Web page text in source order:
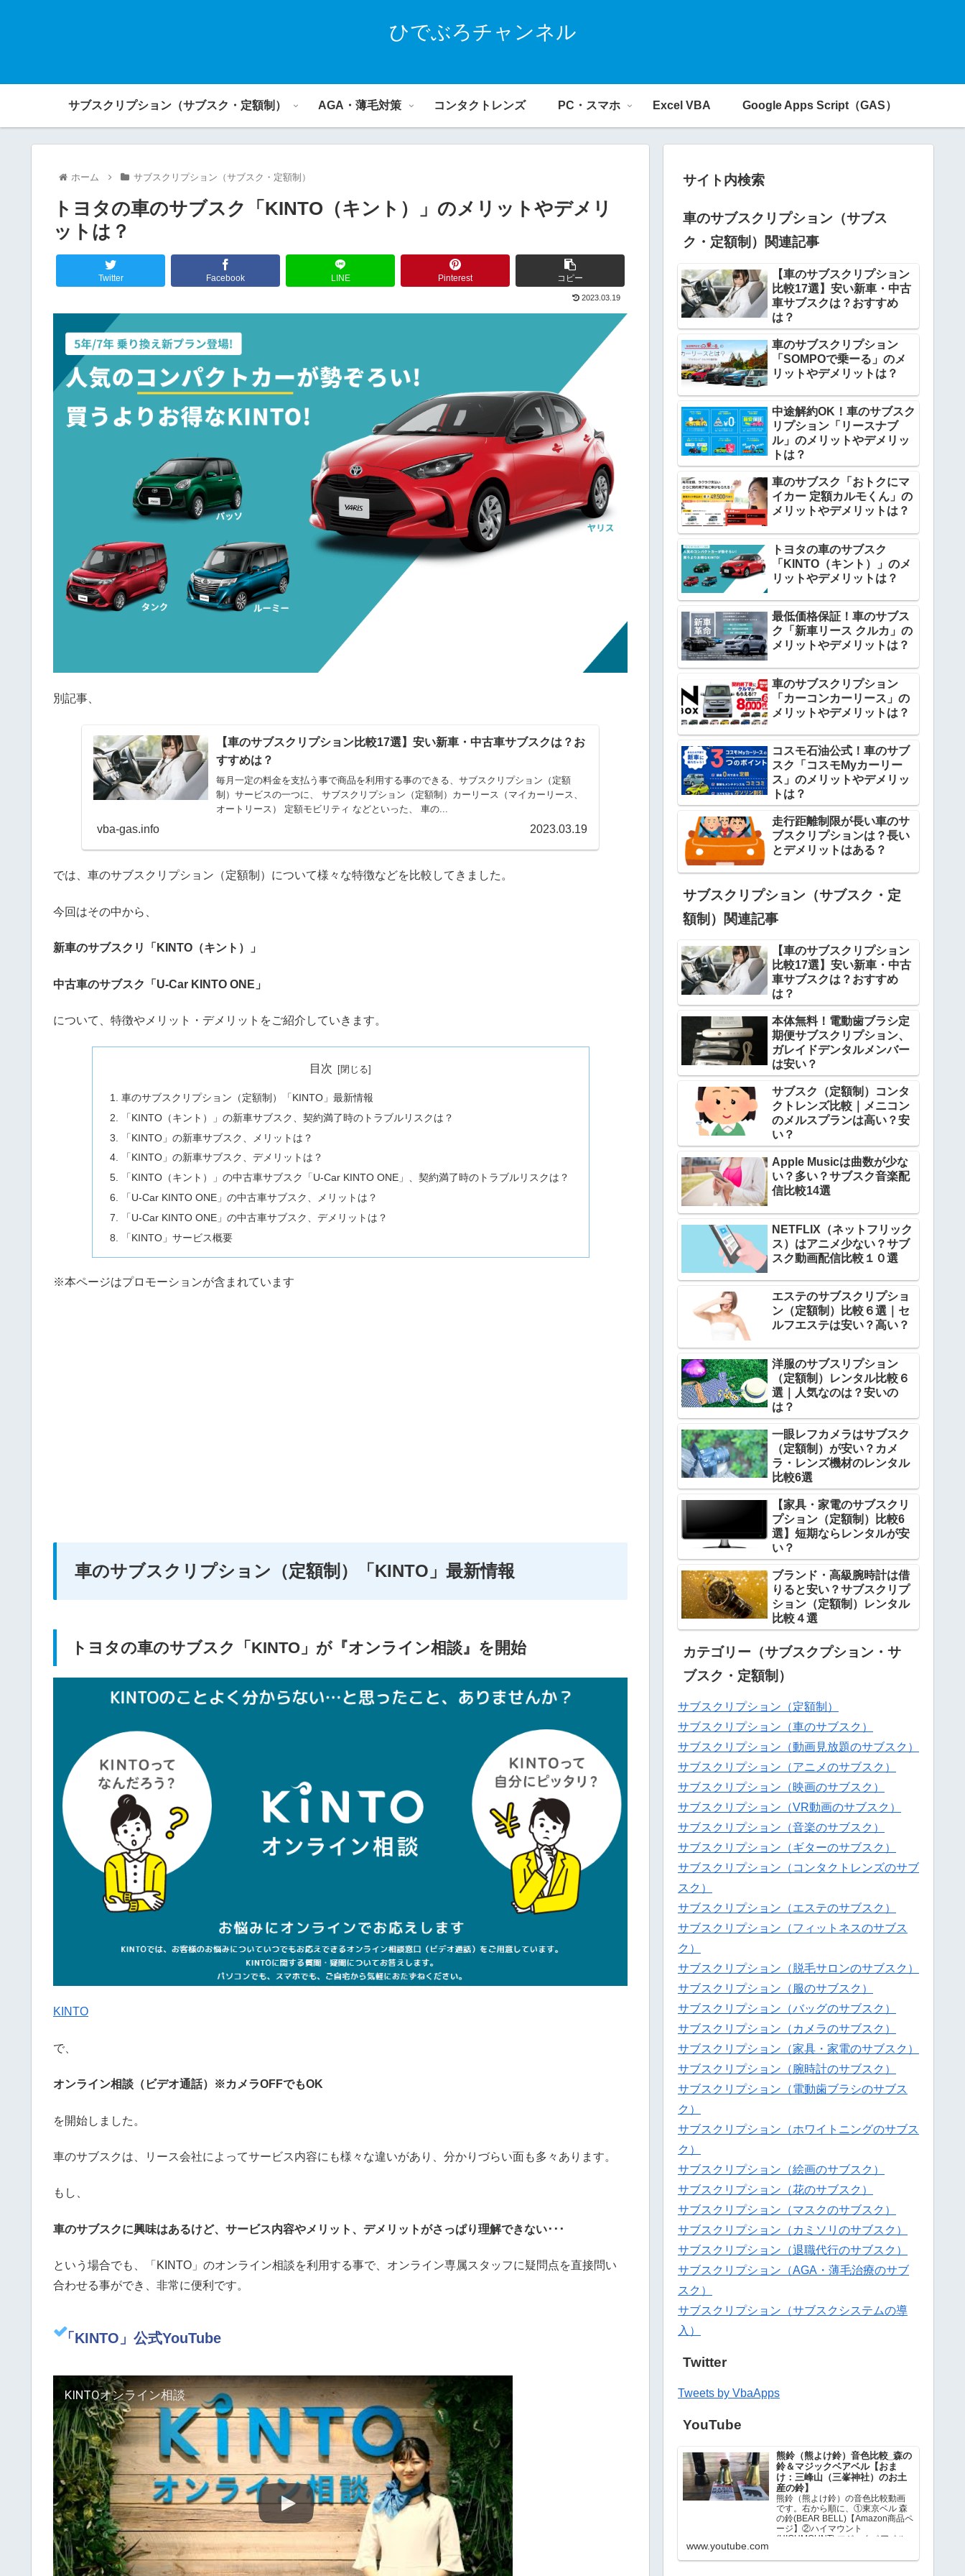
ひでぶろチャンネル
サブスクリプション（サブスク・定額制） AGA・薄毛対策 コンタクトレンズ PC・スマホ Excel VBA Google Apps Script（GAS）
ホーム サブスクリプション（サブスク・定額制）
トヨタの車のサブスク「KINTO（キント）」のメリットやデメリ
ットは？
Twitter Facebook LINE Pinterest コピー
2023.03.19
別記事、
【車のサブスクリプション比較17選】安い新車・中古車サブスクは？お
すすめは？
毎月一定の料金を支払う事で商品を利用する事のできる、サブスクリプション（定額
制）サービスの一つに、 サブスクリプション（定額制）カーリース（マイカーリース、
オートリース） 定額モビリティ などといった、 車の...
vba-gas.info 2023.03.19
では、車のサブスクリプション（定額制）について様々な特徴などを比較してきました。
今回はその中から、
新車のサブスクリ「KINTO（キント）」
中古車のサブスク「U-Car KINTO ONE」
について、特徴やメリット・デメリットをご紹介していきます。
目次
車のサブスクリプション（定額制）「KINTO」最新情報
「KINTO（キント）」の新車サブスク、契約満了時のトラブルリスクは？
「KINTO」の新車サブスク、メリットは？
「KINTO」の新車サブスク、デメリットは？
「KINTO（キント）」の中古車サブスク「U-Car KINTO ONE」、契約満了時のトラブルリスクは？
「U-Car KINTO ONE」の中古車サブスク、メリットは？
「U-Car KINTO ONE」の中古車サブスク、デメリットは？
「KINTO」サービス概要
※本ページはプロモーションが含まれています
車のサブスクリプション（定額制）「KINTO」最新情報
トヨタの車のサブスク「KINTO」が『オンライン相談』を開始
KINTO
で、
オンライン相談（ビデオ通話）※カメラOFFでもOK
を開始しました。
車のサブスクは、リース会社によってサービス内容にも様々な違いがあり、分かりづらい面も多々あります。
もし、
車のサブスクに興味はあるけど、サービス内容やメリット、デメリットがさっぱり理解できない･･･
という場合でも、「KINTO」のオンライン相談を利用する事で、オンライン専属スタッフに疑問点を直接問い
合わせる事ができ、非常に便利です。
「KINTO」公式YouTube
KINTOオンライン相談
サイト内検索
車のサブスクリプション（サブス
ク・定額制）関連記事
【車のサブスクリプション
比較17選】安い新車・中古
車サブスクは？おすすめ
は？
車のサブスクリプション
「SOMPOで乗ーる」のメ
リットやデメリットは？
中途解約OK！車のサブスク
リプション「リースナブ
ル」のメリットやデメリッ
トは？
車のサブスク「おトクにマ
イカー 定額カルモくん」の
メリットやデメリットは？
トヨタの車のサブスク
「KINTO（キント）」のメ
リットやデメリットは？
最低価格保証！車のサブス
ク「新車リース クルカ」の
メリットやデメリットは？
車のサブスクリプション
「カーコンカーリース」の
メリットやデメリットは？
コスモ石油公式！車のサブ
スク「コスモMyカーリー
ス」のメリットやデメリッ
トは？
走行距離制限が長い車のサ
ブスクリプションは？長い
とデメリットはある？
サブスクリプション（サブスク・定
額制）関連記事
【車のサブスクリプション
比較17選】安い新車・中古
車サブスクは？おすすめ
は？
本体無料！電動歯ブラシ定
期便サブスクリプション、
ガレイドデンタルメンバー
は安い？
サブスク（定額制）コンタ
クトレンズ比較｜メニコン
のメルスプランは高い？安
い？
Apple Musicは曲数が少な
い？多い？サブスク音楽配
信比較14選
NETFLIX（ネットフリック
ス）はアニメ少ない？サブ
スク動画配信比較１０選
エステのサブスクリプショ
ン（定額制）比較６選｜セ
ルフエステは安い？高い？
洋服のサブスリプション
（定額制）レンタル比較６
選｜人気なのは？安いの
は？
一眼レフカメラはサブスク
（定額制）が安い？カメ
ラ・レンズ機材のレンタル
比較6選
【家具・家電のサブスクリ
プション（定額制）比較6
選】短期ならレンタルが安
い？
ブランド・高級腕時計は借
りると安い？サブスクリプ
ション（定額制）レンタル
比較４選
カテゴリー（サブスクプション・サ
ブスク・定額制）
サブスクリプション（定額制）
サブスクリプション（車のサブスク）
サブスクリプション（動画見放題のサブスク）
サブスクリプション（アニメのサブスク）
サブスクリプション（映画のサブスク）
サブスクリプション（VR動画のサブスク）
サブスクリプション（音楽のサブスク）
サブスクリプション（ギターのサブスク）
サブスクリプション（コンタクトレンズのサブ
スク）
サブスクリプション（エステのサブスク）
サブスクリプション（フィットネスのサブス
ク）
サブスクリプション（脱毛サロンのサブスク）
サブスクリプション（服のサブスク）
サブスクリプション（バッグのサブスク）
サブスクリプション（カメラのサブスク）
サブスクリプション（家具・家電のサブスク）
サブスクリプション（腕時計のサブスク）
サブスクリプション（電動歯ブラシのサブス
ク）
サブスクリプション（ホワイトニングのサブス
ク）
サブスクリプション（絵画のサブスク）
サブスクリプション（花のサブスク）
サブスクリプション（マスクのサブスク）
サブスクリプション（カミソリのサブスク）
サブスクリプション（退職代行のサブスク）
サブスクリプション（AGA・薄毛治療のサブ
スク）
サブスクリプション（サブスクシステムの導
入）
Twitter
Tweets by VbaApps
YouTube
熊鈴（熊よけ鈴）音色比較_森の
鈴＆マジックベアベル【おま
け：三峰山（三峯神社）のお土
産の鈴】
熊鈴（熊よけ鈴）の音色比較動画
です。右から順に、①東京ベル 森
の鈴(BEAR BELL)【Amazon商品ペ
ージ】②ハイマウント
(HIGHMOUNT) マジックベアベル
（三峯神社）のお土産…
www.youtube.com